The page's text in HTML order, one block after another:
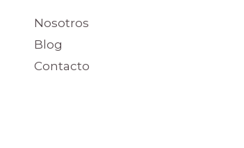
Nosotros
Blog
Contacto